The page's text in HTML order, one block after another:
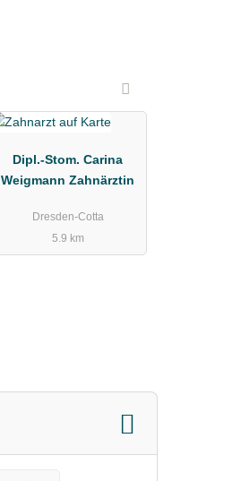
Dipl.-Stom. Carina
Weigmann Zahnärztin
Dresden-Cotta
5.9 km